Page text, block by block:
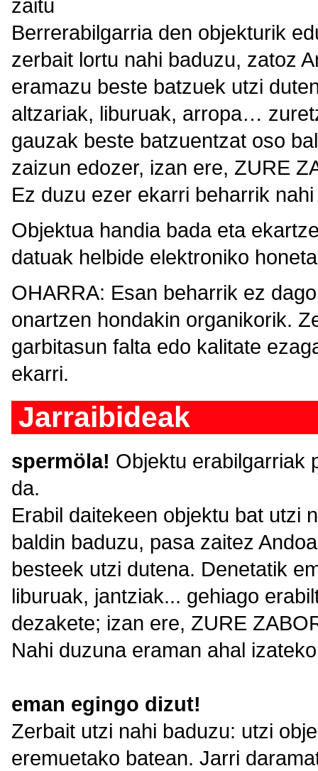
zaitu
Berrerabilgarria den objekturik
zerbait lortu nahi baduzu, zatoz
eramazu beste batzuek utzi
altzariak, liburuak, arropa…
gauzak beste batzuentzat oso
zaizun edozer, izan ere, ZURE
Ez duzu ezer ekarri beharrik
Objektua handia bada eta
datuak helbide elektroniko
OHARRA: Esan beharrik ez
onartzen hondakin organikorik.
garbitasun falta edo kalitate
ekarri.
Jarraibideak
spermöla! Objektu erabilgarriak
da.
Erabil daitekeen objektu bat utzi
baldin baduzu, pasa zaitez
besteek utzi dutena. Denetatik
liburuak, jantziak... gehiago
dezakete; izan ere, ZURE
Nahi duzuna eraman ahal
eman egingo dizut!
Zerbait utzi nahi baduzu: utzi
eremuetako batean. Jarri